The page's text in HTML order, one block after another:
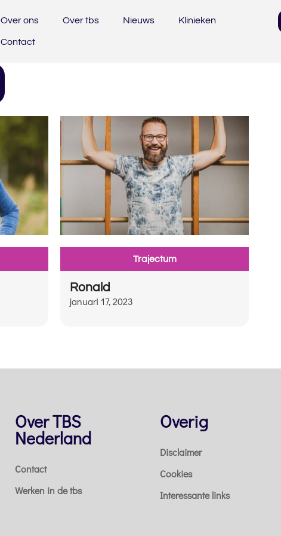
Over ons Over tbs Nieuws Klinieken
Contact
Trajectum
Ronald
januari 17, 2023
Over TBS
Nederland
Contact
Werken in de tbs
Overig
Disclaimer
Cookies
Interessante links